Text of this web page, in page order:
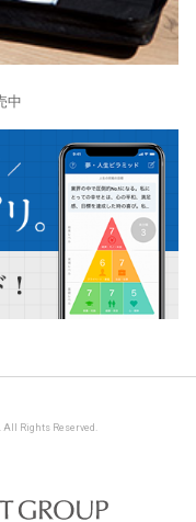
中
Rights Reserved.